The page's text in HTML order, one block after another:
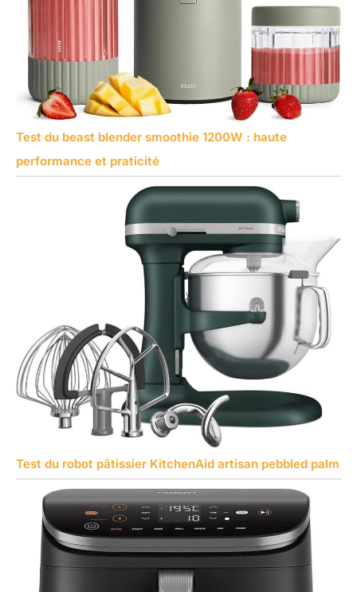
Test du beast blender smoothie 1200W : haute
performance et praticité
Test du robot pâtissier KitchenAid artisan pebbled palm